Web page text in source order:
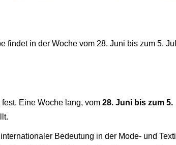
findet in der Woche vom 28. Juni bis zum 5. Jul
Eine Woche lang, vom 28. Juni bis zum 5.
Bedeutung in der Mode- und Texti